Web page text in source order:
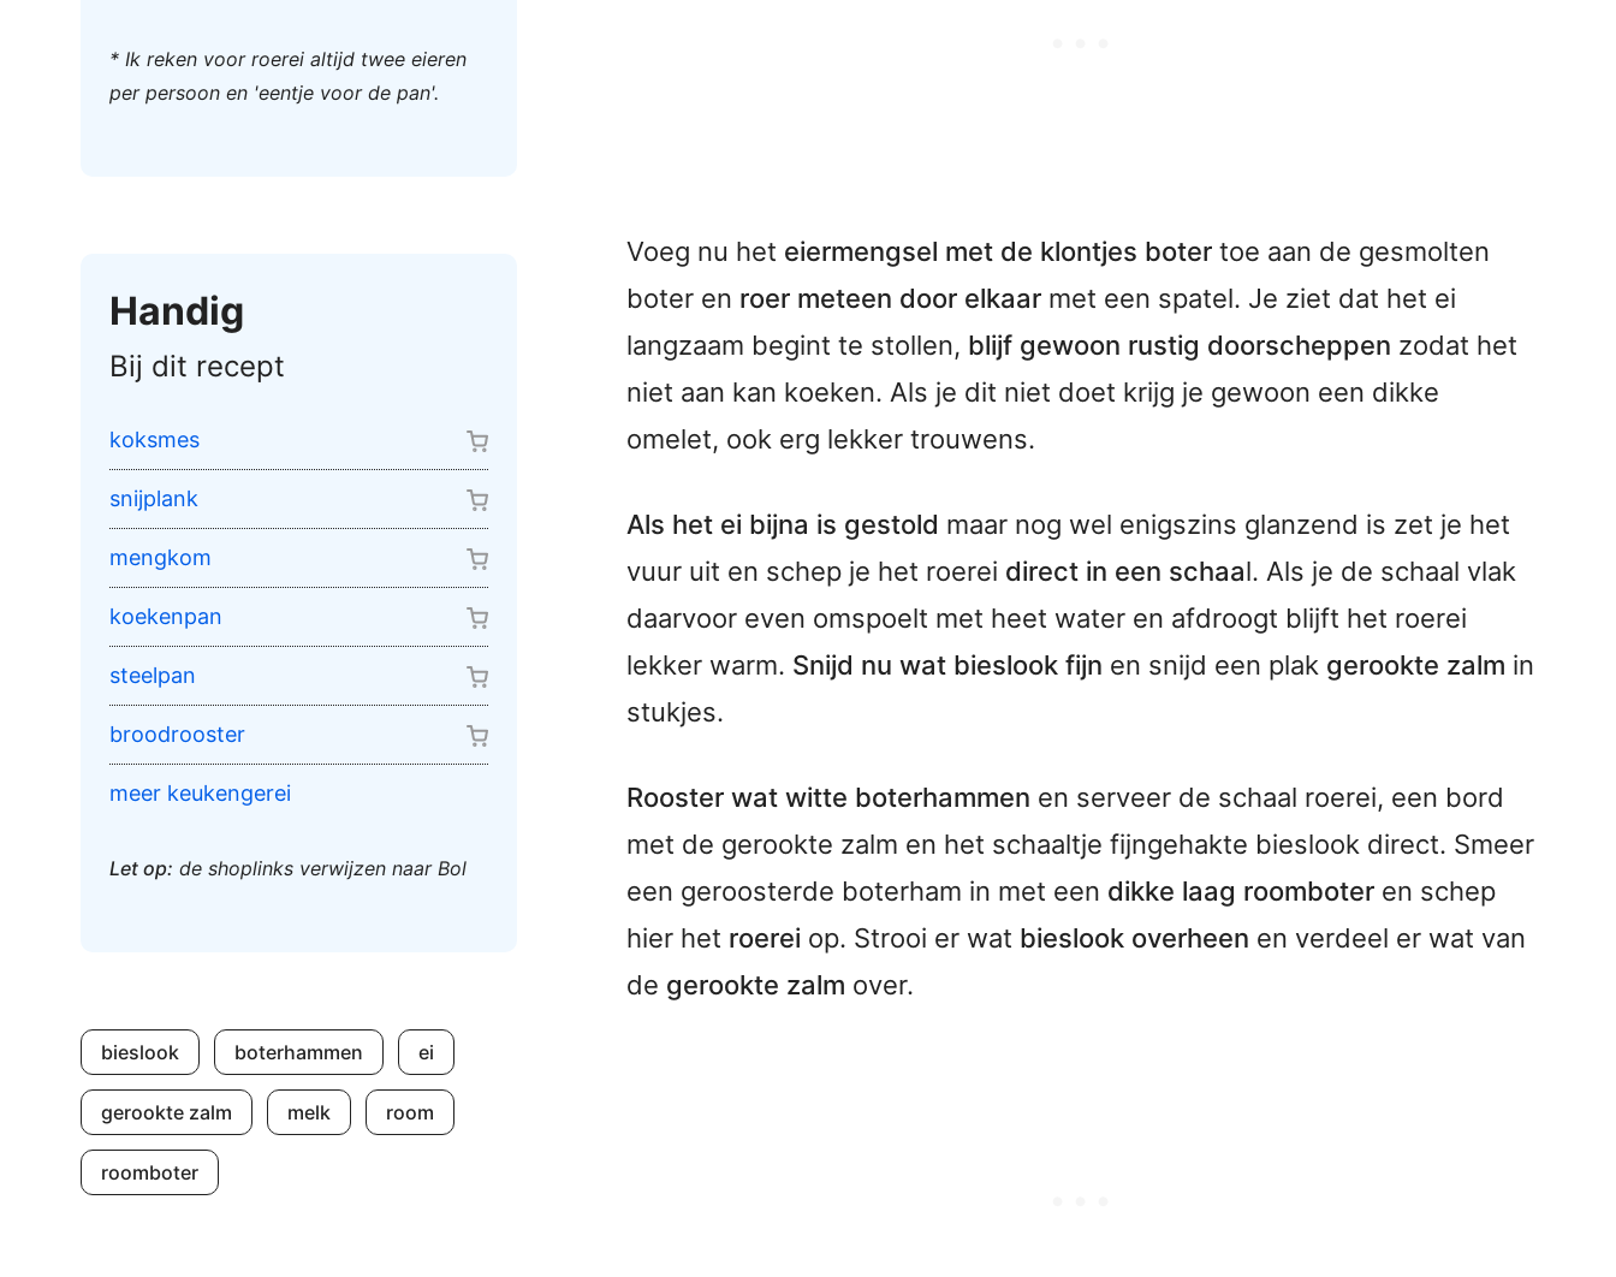
* Ik reken voor roerei altijd twee eieren
per persoon en 'eentje voor de pan'.
Handig
Bij dit recept
koksmes
snijplank
mengkom
koekenpan
steelpan
broodrooster
meer keukengerei
Let op: de shoplinks verwijzen naar Bol
bieslook boterhammen ei
gerookte zalm melk room
roomboter
Voeg nu het eiermengsel met de klontjes botertoe aan de gesmolten
boter en roer meteen door elkaarmet een spatel. Je ziet dat het ei
langzaam begint te stollen, blijf gewoon rustig doorscheppen zodat het
niet aan kan koeken. Als je dit niet doet krijg je gewoon een dikke
omelet, ook erg lekker trouwens.
Als het ei bijna is gestold maar nog wel enigszins glanzend is zet je het
vuur uit en schep je het roerei direct in een schaal. Als je de schaal vlak
daarvoor even omspoelt met heet water en afdroogt blijft het roerei
lekker warm. Snijd nu wat bieslook fijn en snijd een plak gerookte zalm in
stukjes.
Rooster wat witte boterhammen en serveer de schaal roerei, een bord
met de gerookte zalm en het schaaltje fijngehakte bieslook direct. Smeer
een geroosterde boterham in met een dikke laag roomboteren schep
hier het roerei op. Strooi er wat bieslook overheen en verdeel er wat van
de gerookte zalm over.